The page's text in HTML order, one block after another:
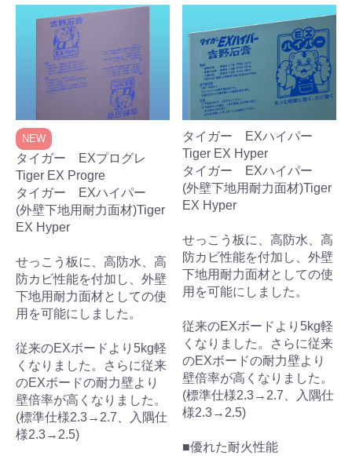
NEW
タイガー EXプログレ
Tiger EX Progre
タイガー EXハイパー
(外壁下地用耐力面材)Tiger
EX Hyper
せっこう板に、高防水、高
防カビ性能を付加し、外壁
下地用耐力面材としての使
用を可能にしました。
従来のEXボードより5kg軽
くなりました。さらに従来
のEXボードの耐力壁より
壁倍率が高くなりました。
(標準仕様2.3→2.7、入隅仕
様2.3→2.5)
タイガー EXハイパー
Tiger EX Hyper
タイガー EXハイパー
(外壁下地用耐力面材)Tiger
EX Hyper
せっこう板に、高防水、高
防カビ性能を付加し、外壁
下地用耐力面材としての使
用を可能にしました。
従来のEXボードより5kg軽
くなりました。さらに従来
のEXボードの耐力壁より
壁倍率が高くなりました。
(標準仕様2.3→2.7、入隅仕
様2.3→2.5)
■優れた耐火性能